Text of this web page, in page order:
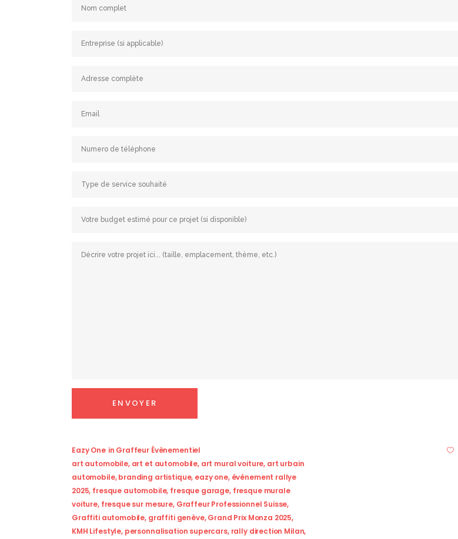
Eazy One in Graffeur Évènementiel
art automobile, art et automobile, art mural voiture, art urbain
automobile,branding artistique, eazy one, événement rallye
2025, fresque automobile, fresque garage, fresque murale
voiture, fresque sur mesure, Graffeur Professionnel Suisse,
Graffiti automobile, graffiti genève,Grand Prix Monza 2025,
KMH Lifestyle, personnalisation supercars, rally direction Milan,